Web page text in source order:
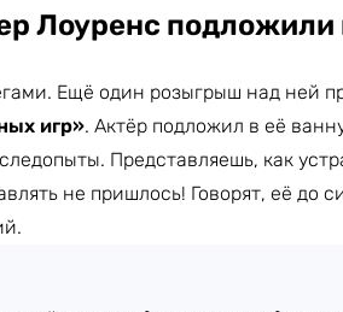
Лоуренс подложили
Ещё один розыгрыш над ней
игр». Актёр подложил в её
Представляешь, как
не пришлось! Говорят, её до